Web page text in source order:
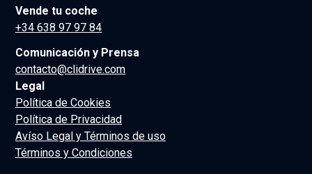
Vende tu coche
+34 638 97 97 84
Comunicación y Prensa
contacto@clidrive.com
Legal
Política de Cookies
Política de Privacidad
Avíso Legal y Términos de uso
Términos y Condiciones